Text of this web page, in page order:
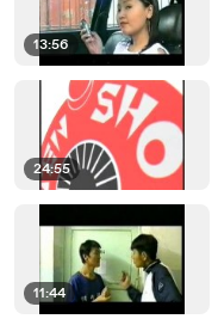
13:56
24:55
11:44